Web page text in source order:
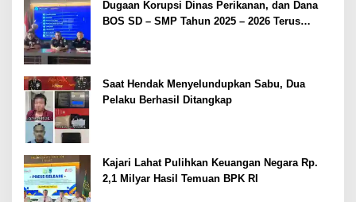
Dugaan Korupsi Dinas Perikanan, dan Dana
BOS SD – SMP Tahun 2025 – 2026 Terus
Saat Hendak Menyelundupkan Sabu, Dua
Pelaku Berhasil Ditangkap
Kajari Lahat Pulihkan Keuangan Negara Rp.
2,1 Milyar Hasil Temuan BPK RI